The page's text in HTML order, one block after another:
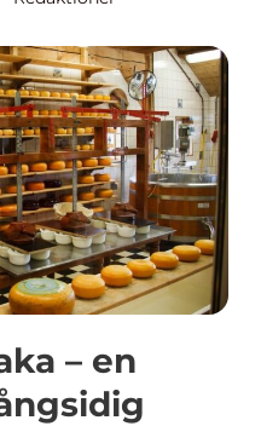
– en